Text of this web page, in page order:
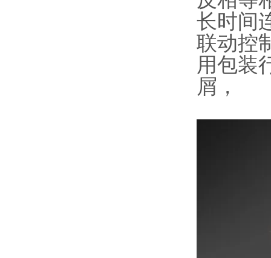
长时间
联动控
用包装
屑，